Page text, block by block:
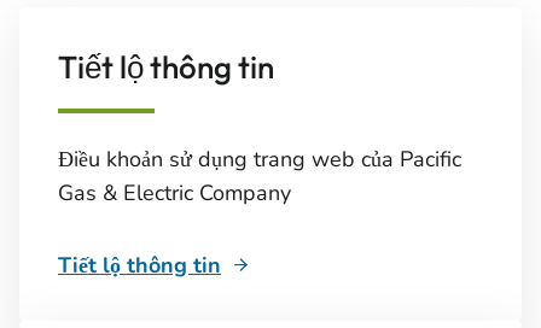
Tiết lộ thông tin
Điều khoản sử dụng trang web của Pacific
Gas & Electric Company
Tiết lộ thông tin